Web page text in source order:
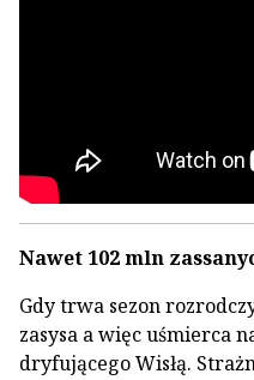
Nawet 102 mln
Gdy trwa sezon
zasysa a więc uśmierca
dryfującego Wisłą.